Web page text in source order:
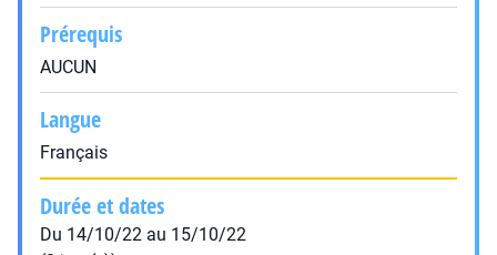
Prérequis
AUCUN
Langue
Français
Durée et dates
Du 14/10/22 au 15/10/22